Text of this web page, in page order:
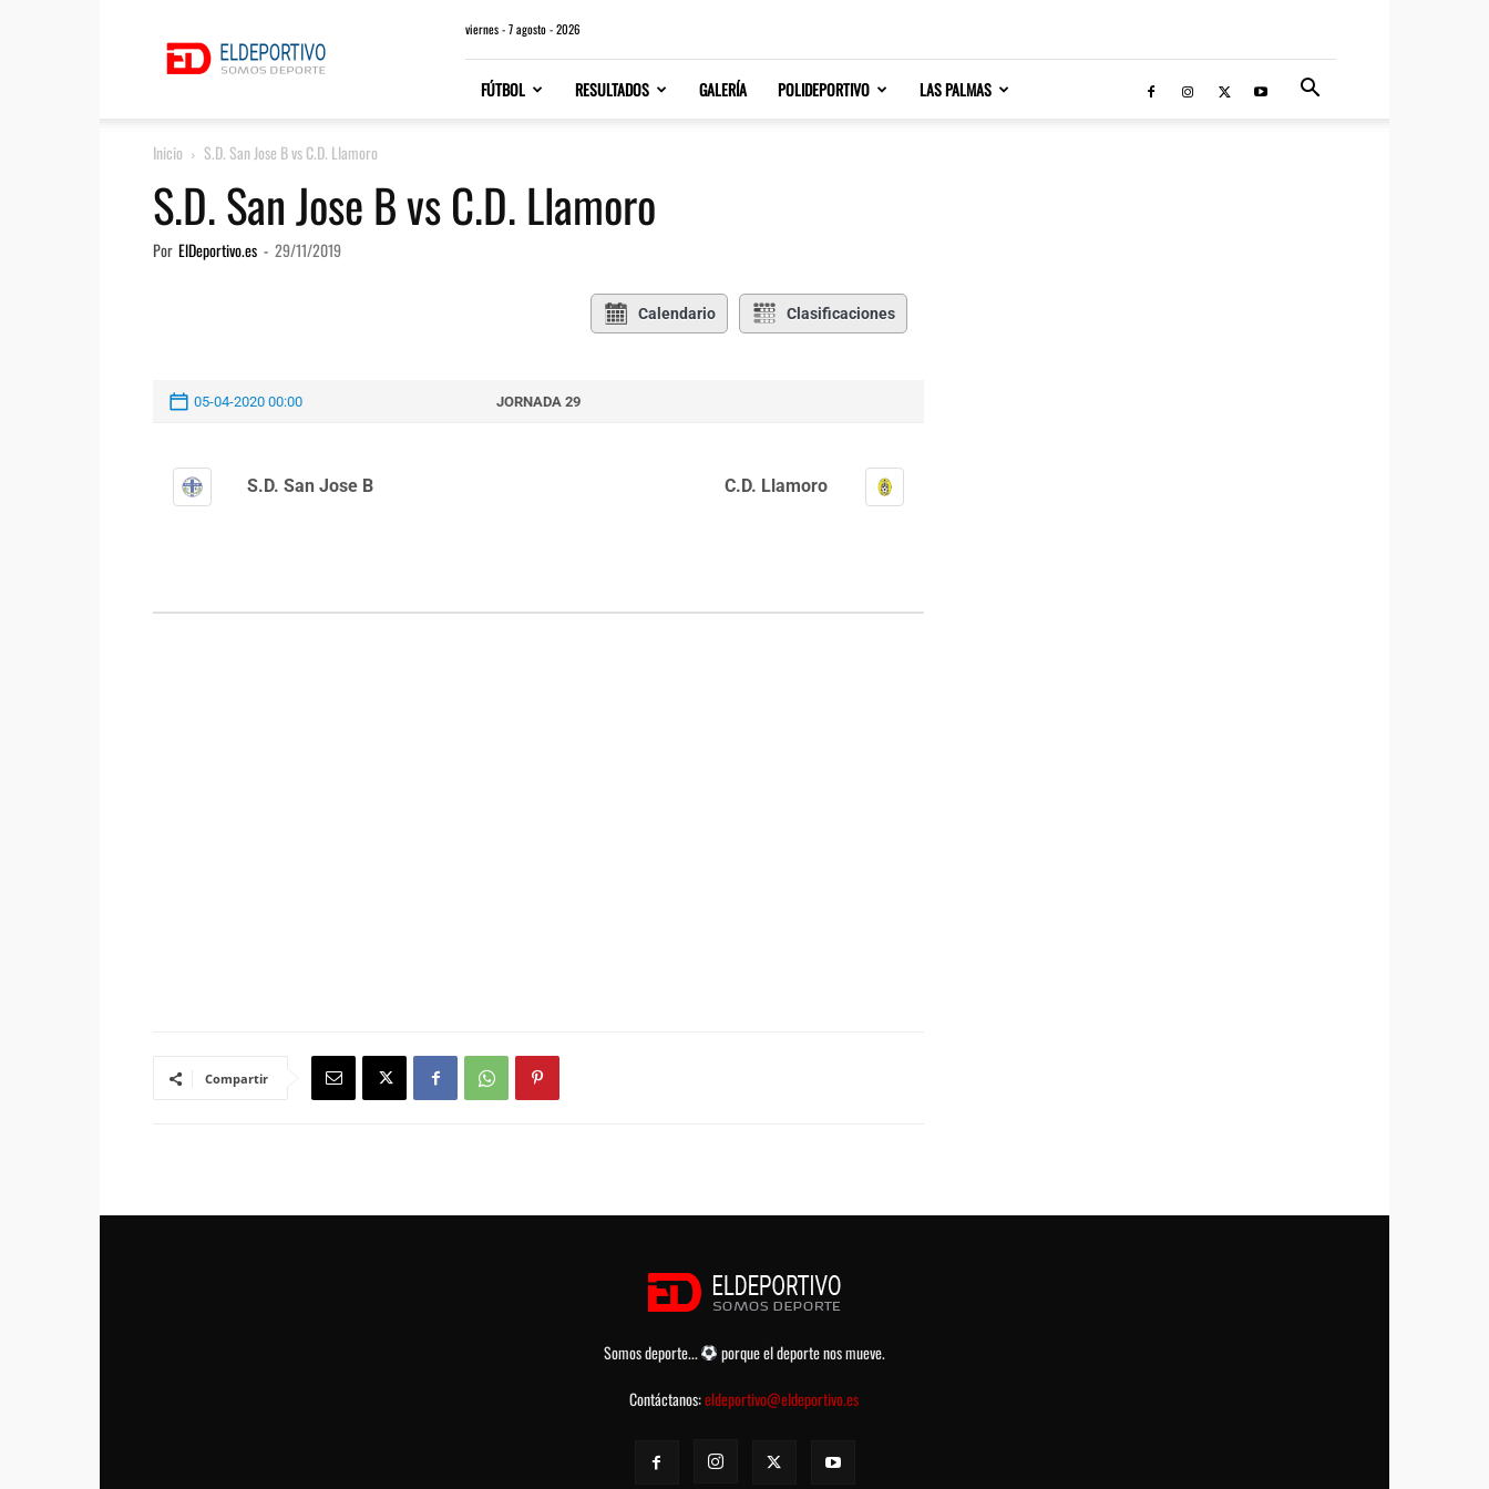
viernes - 7 agosto - 2026
FÚTBOL RESULTADOS GALERÍA POLIDEPORTIVO LAS PALMAS
Inicio S.D. San Jose B vs C.D. Llamoro
S.D. San Jose B vs C.D. Llamoro
Por ElDeportivo.es - 29/11/2019
Calendario Clasificaciones
05-04-2020 00:00 JORNADA 29
S.D. San Jose B C.D. Llamoro
Compartir
Somos deporte...
porque el deporte nos mueve.
Contáctanos:eldeportivo@eldeportivo.es